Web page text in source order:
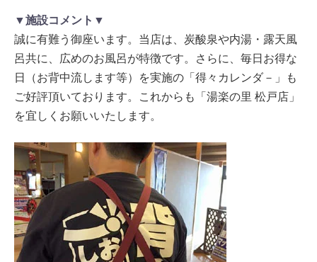
▼施設コメント▼
誠に有難う御座います。当店は、炭酸泉や内湯・露天風
呂共に、広めのお風呂が特徴です。さらに、毎日お得な
日（お背中流します等）を実施の「得々カレンダ－」も
ご好評頂いております。これからも「湯楽の里 松戸店」
を宜しくお願いいたします。